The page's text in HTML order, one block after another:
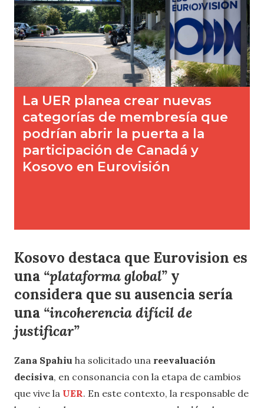
Kosovo destaca que Eurovision es
una “plataforma global” y
considera que su ausencia sería
una “incoherencia difícil de
justificar”
Zana Spahiu ha solicitado una reevaluación
decisiva, en consonancia con la etapa de cambios
que vive la UER. En este contexto, la responsable de